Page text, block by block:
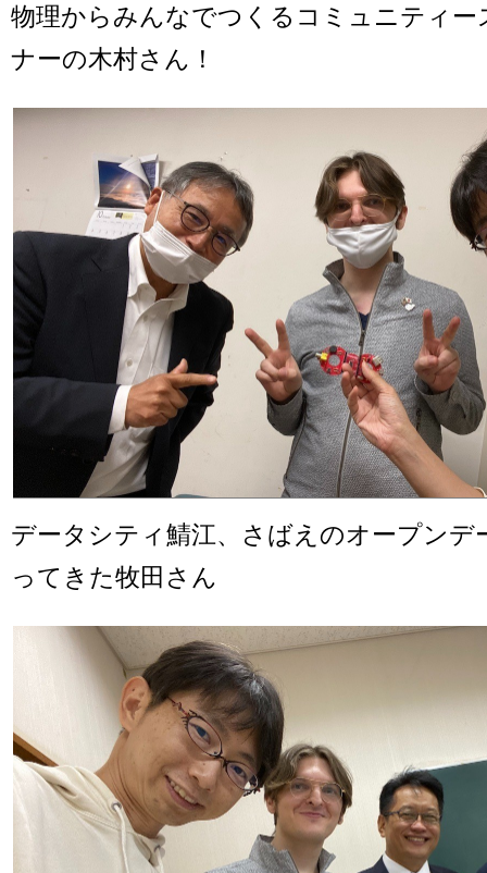
物理からみんなでつくるコミュニティー
ナーの木村さん！
データシティ鯖江、さばえのオープンデ
ってきた牧田さん